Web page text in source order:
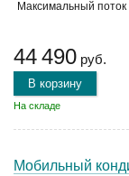
Максимальный поток
44 490 руб.
В корзину
На складе
Мобильный